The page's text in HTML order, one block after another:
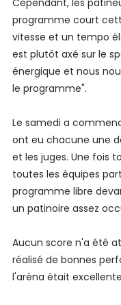
Cependant, les
programme court
vitesse et un tempo
est plutôt axé sur le
énergique et nous
le programme".
Le samedi a
ont eu chacune une
et les juges. Une fois
toutes les équipes
programme libre
un patinoire assez
Aucun score n'a été
réalisé de bonnes
l'aréna était